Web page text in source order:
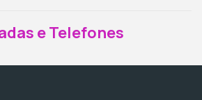
e Telefones